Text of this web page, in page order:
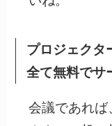
プロジェクタ
全て無料でサ
会議であれば